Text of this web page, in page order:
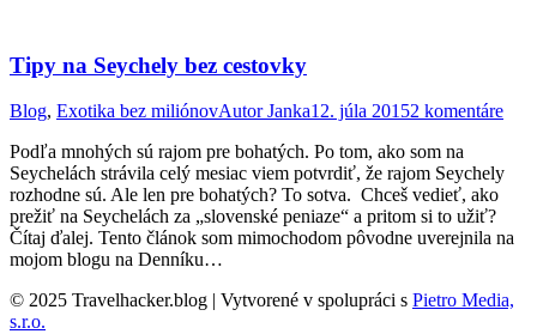
Tipy na Seychely bez cestovky
Blog, Exotika bez miliónovAutorJanka12. júla 20152 komentáre
Podľa mnohých sú rajom pre bohatých. Po tom, ako som na
Seychelách strávila celý mesiac viem potvrdiť, že rajom Seychely
rozhodne sú. Ale len pre bohatých? To sotva. Chceš vedieť, ako
prežiť na Seychelách za „slovenské peniaze“ a pritom si to užiť?
Čítaj ďalej. Tento článok som mimochodom pôvodne uverejnila na
mojom blogu na Denníku…
© 2025 Travelhacker.blog | Vytvorené v spolupráci s Pietro Media,
s.r.o.